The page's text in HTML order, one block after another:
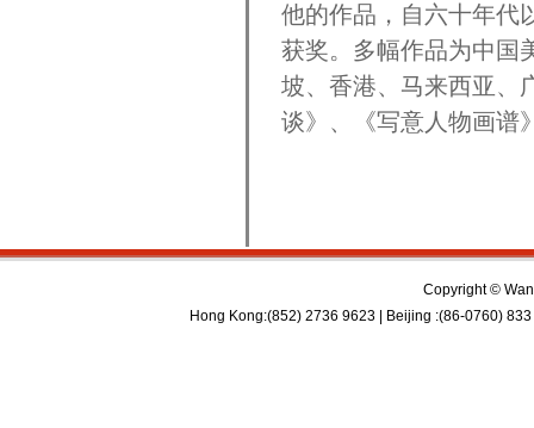
他的作品，自六十年代
获奖。多幅作品为中国
坡、香港、马来西亚、
谈》、《写意人物画谱
Copyright ©
Hong Kong:(852) 2736 9623 | Beijing :(86-0760)